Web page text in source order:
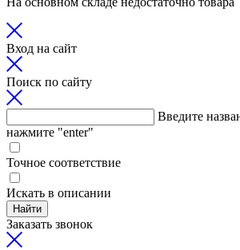
Вход на сайт
Поиск по сайту
Введите
нажмите "enter"
Точное соответствие
Искать в описании
Найти
Заказать звонок